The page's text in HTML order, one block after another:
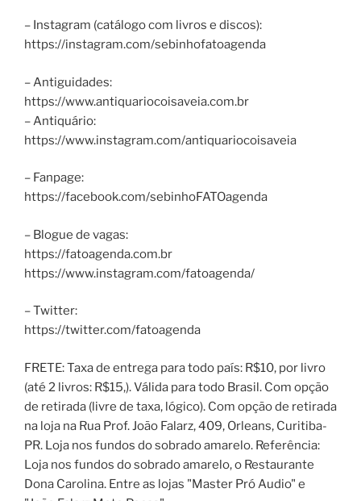
– Instagram (catálogo com livros e discos):
https://instagram.com/sebinhofatoagenda
– Antiguidades:
https://www.antiquariocoisaveia.com.br
– Antiquário:
https://www.instagram.com/antiquariocoisaveia
– Fanpage:
https://facebook.com/sebinhoFATOagenda
– Blogue de vagas:
https://fatoagenda.com.br
https://www.instagram.com/fatoagenda/
– Twitter:
https://twitter.com/fatoagenda
FRETE: Taxa de entrega para todo país: R$10, por livro
(até 2 livros: R$15,). Válida para todo Brasil. Com opção
de retirada (livre de taxa, lógico). Com opção de retirada
na loja na Rua Prof. João Falarz, 409, Orleans, Curitiba-
PR. Loja nos fundos do sobrado amarelo. Referência:
Loja nos fundos do sobrado amarelo, o Restaurante
Dona Carolina. Entre as lojas "Master Pró Audio" e